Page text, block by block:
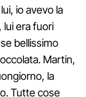
io avevo la
era fuori
bellissimo
Martin,
la
Tutte cose